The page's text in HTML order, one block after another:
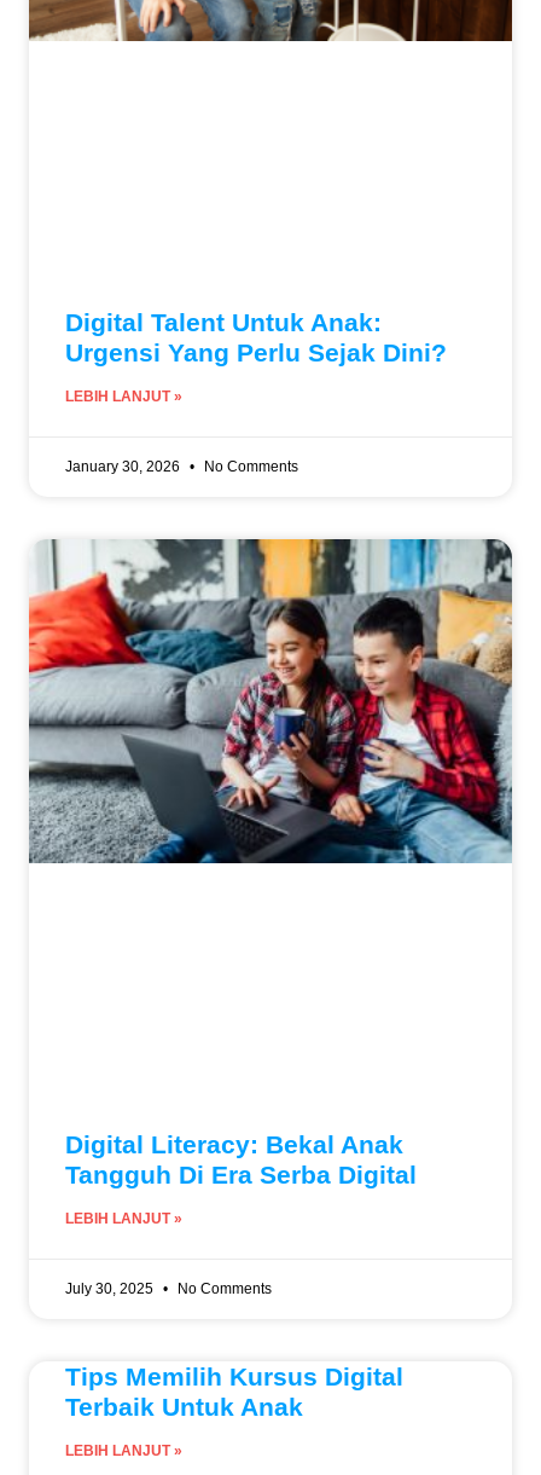
Digital Talent Untuk Anak:
Urgensi Yang Perlu Sejak Dini?
LEBIH LANJUT »
January 30, 2026 No Comments
Digital Literacy: Bekal Anak
Tangguh Di Era Serba Digital
LEBIH LANJUT »
July 30, 2025 No Comments
Tips Memilih Kursus Digital
Terbaik Untuk Anak
LEBIH LANJUT »